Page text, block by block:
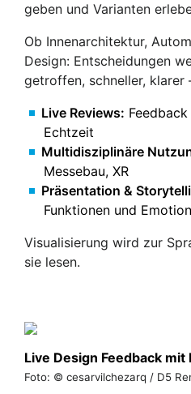
geben und Varianten
Ob Innenarchitektur,
Design: Entscheidungen
getroffen, schneller, klarer
Live Reviews:
Echtzeit
Multidisziplinäre
Messebau, XR
Präsentation &
Funktionen und
Visualisierung wird zur
sie lesen.
Live Design Feedback
Foto: © cesarvilchezarq / D5